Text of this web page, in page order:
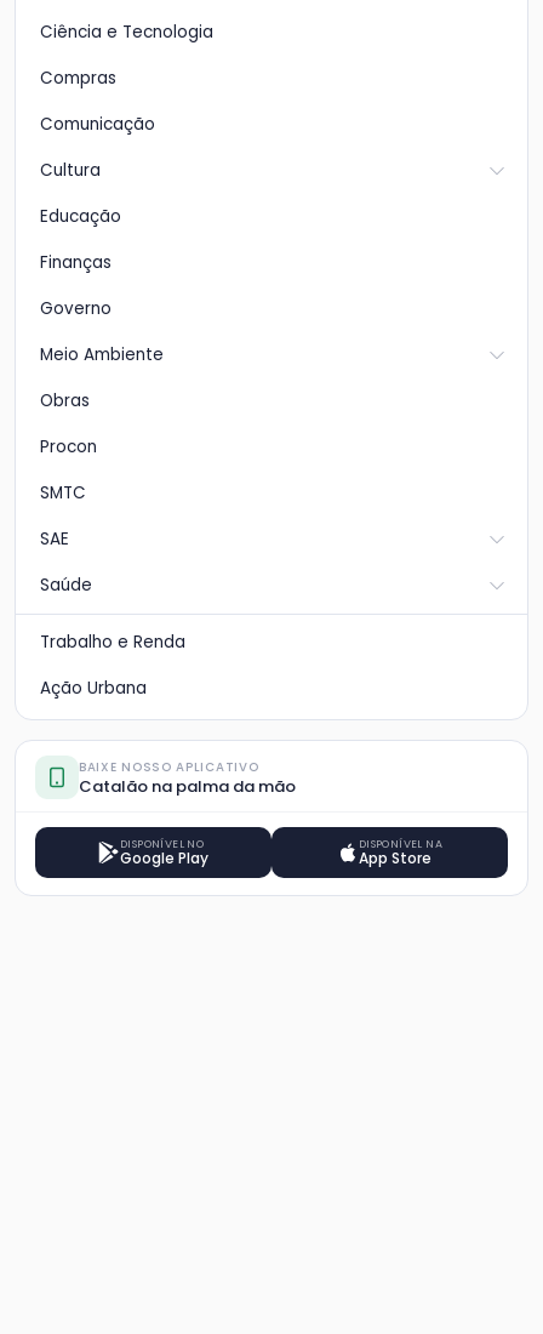
Ciência e Tecnologia
Compras
Comunicação
Cultura
Educação
Finanças
Governo
Meio Ambiente
Obras
Procon
SMTC
SAE
Saúde
Trabalho e Renda
Ação Urbana
BAIXE NOSSO APLICATIVO
Catalão na palma da mão
DISPONÍVEL NO
Google Play
DISPONÍVEL NA
App Store